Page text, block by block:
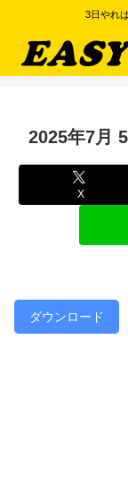
3日やれ
2025年7月
X
ダウンロード